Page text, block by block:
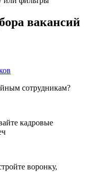
вакансий
сотрудникам?
кадровые
воронку,